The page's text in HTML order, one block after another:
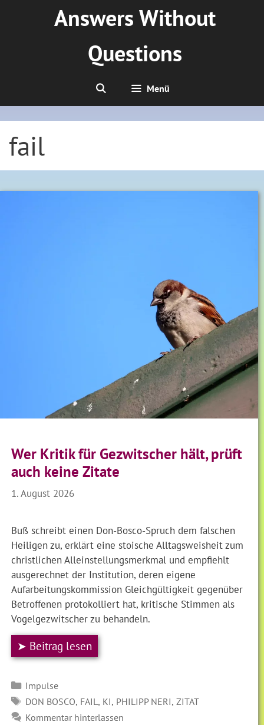
Answers Without
Questions
Menü
fail
Wer Kritik für Gezwitscher hält, prüft
auch keine Zitate
1. August 2026
Buß schreibt einen Don-Bosco-Spruch dem falschen
Heiligen zu, erklärt eine stoische Alltagsweisheit zum
christlichen Alleinstellungsmerkmal und empfiehlt
ausgerechnet der Institution, deren eigene
Aufarbeitungskommission Gleichgültigkeit gegenüber
Betroffenen protokolliert hat, kritische Stimmen als
Vogelgezwitscher zu behandeln.
➤ Beitrag lesen
Kategorien
Impulse
SCHLAGWÖRTER
DON BOSCO, FAIL, KI, PHILIPP NERI, ZITAT
Kommentar hinterlassen